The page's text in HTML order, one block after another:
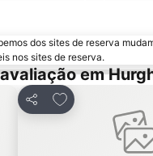
dos sites de reserva
nos sites de reserva.
em
Partilhar
Adicionar aos